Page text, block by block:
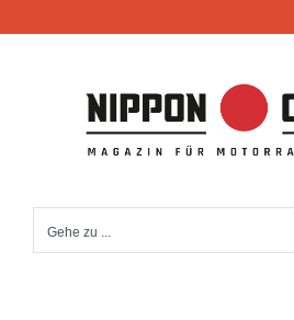
Inhalt
Gehe zu ...